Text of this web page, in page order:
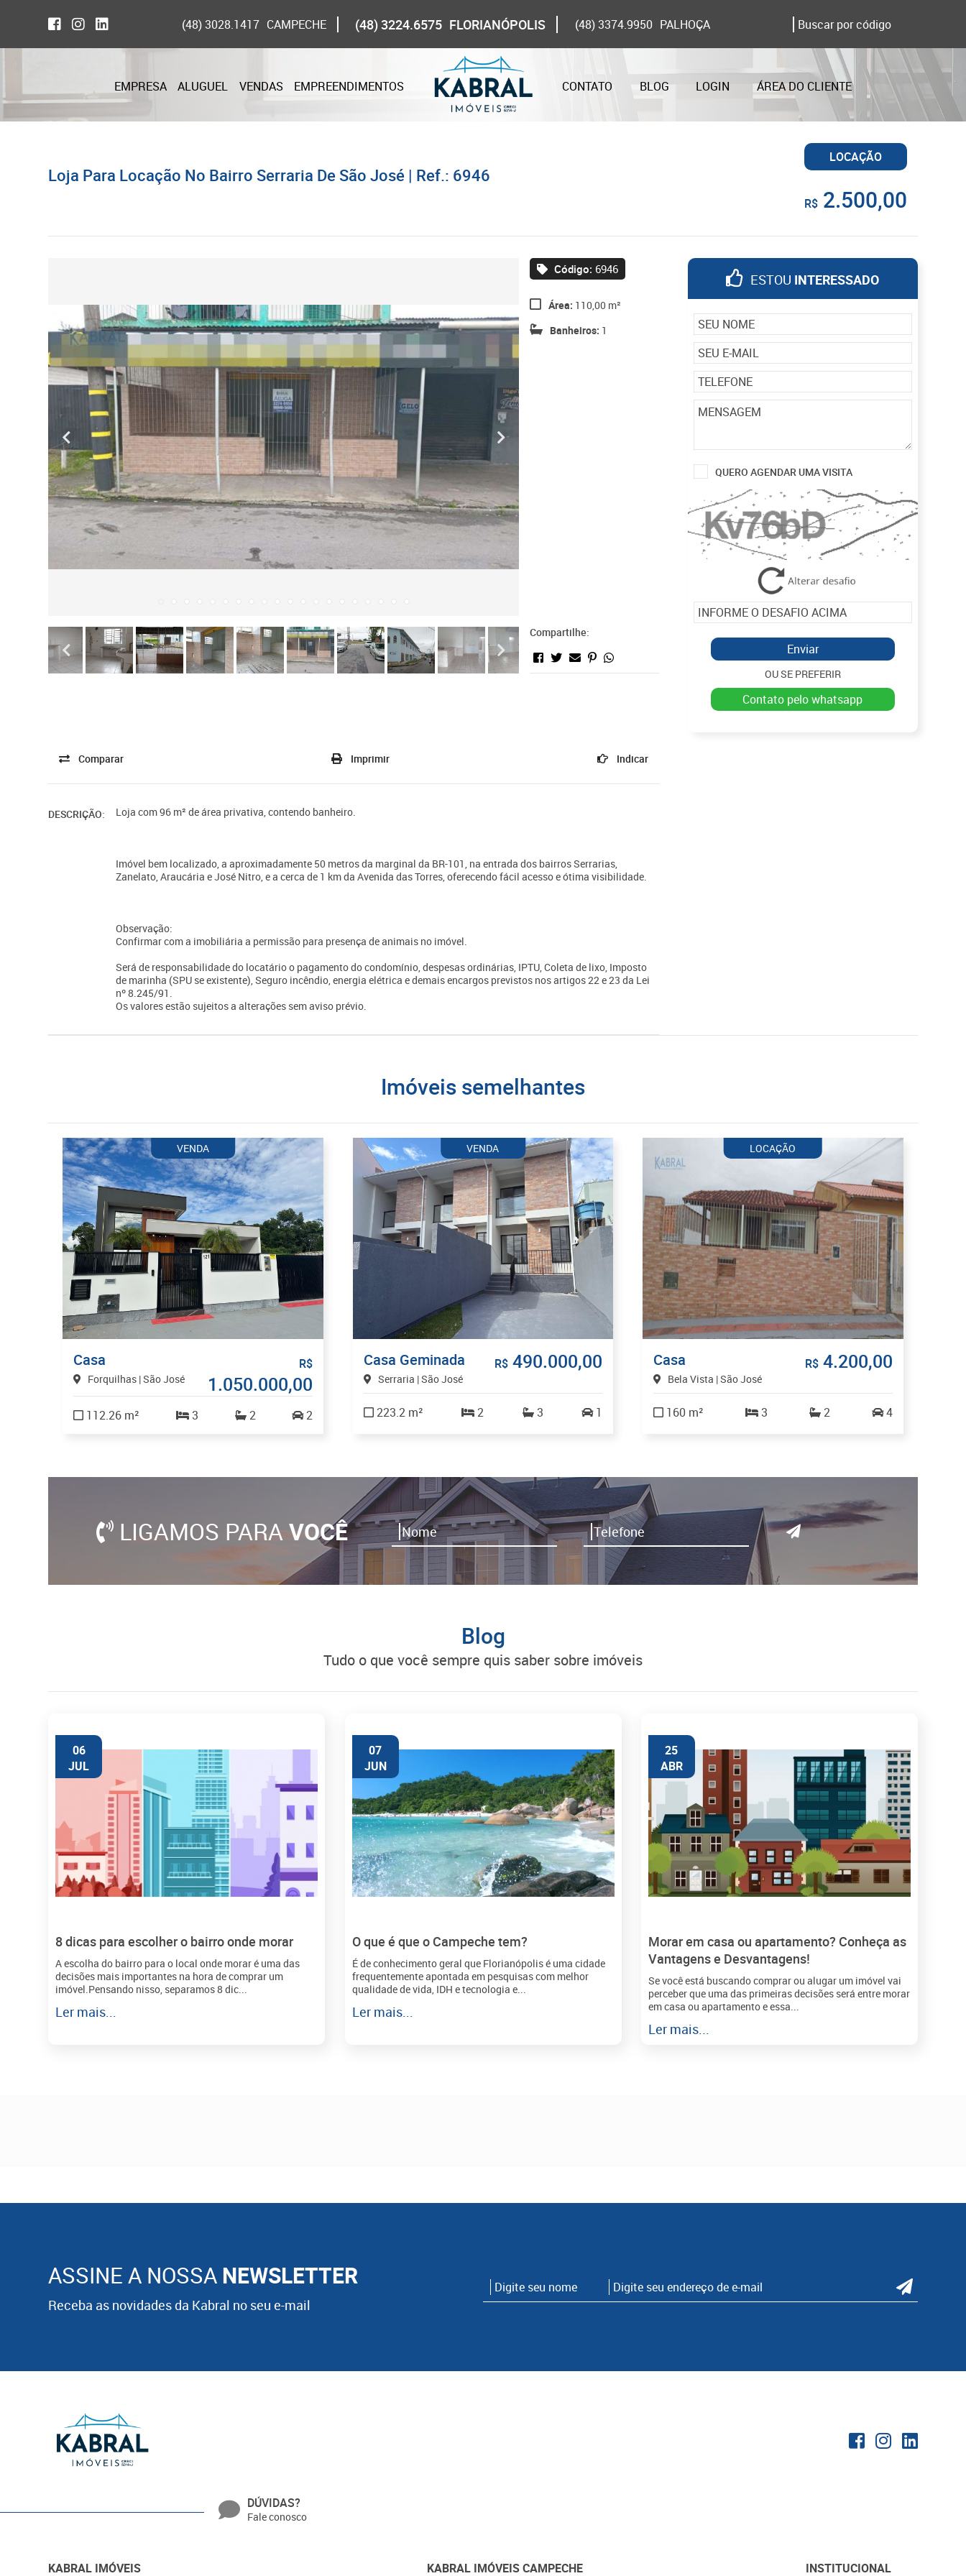
(48) 3028.1417 CAMPECHE (48) 3224.6575 FLORIANÓPOLIS (48) 3374.9950 PALHOÇA
EMPRESA ALUGUEL VENDAS EMPREENDIMENTOS CONTATO BLOG LOGIN ÁREA DO CLIENTE
Loja Para Locação No Bairro Serraria De São José | Ref.: 6946
LOCAÇÃO
R$2.500,00
ESTOU INTERESSADO
QUERO AGENDAR UMA VISITA
Enviar
OU SE PREFERIR
contato pelo whatsapp
Código: 6946
Área: 110,00 m²
Banheiros: 1
Compartilhe:
Comparar Imprimir Indicar
DESCRIÇÃO: Loja com 96 m² de área privativa, contendo banheiro.
Imóvel bem localizado, a aproximadamente 50 metros da marginal da BR-101, na entrada dos bairros Serrarias,
Zanelato, Araucária e José Nitro, e a cerca de 1 km da Avenida das Torres, oferecendo fácil acesso e ótima visibilidade.
Observação:
Confirmar com a imobiliária a permissão para presença de animais no imóvel.
Será de responsabilidade do locatário o pagamento do condomínio, despesas ordinárias, IPTU, Coleta de lixo, Imposto
de marinha (SPU se existente), Seguro incêndio, energia elétrica e demais encargos previstos nos artigos 22 e 23 da Lei
nº 8.245/91.
Os valores estão sujeitos a alterações sem aviso prévio.
imóveis semelhantes
VENDA
Casa
Forquilhas | São José
R$
1.050.000,00
112.26 m² 3 2 2
VENDA
Casa Geminada
Serraria | São José
R$ 490.000,00
223.2 m² 2 3 1
LOCAÇÃO
Casa
Bela Vista | São José
R$4.200,00
160 m² 3 2 4
LIGAMOS PARAVOCÊ
Blog
tudo o que você sempre quis saber sobre imóveis
06
JUL
8 dicas para escolher o bairro onde morar
A escolha do bairro para o local onde morar é uma das
decisões mais importantes na hora de comprar um
imóvel.Pensando nisso, separamos 8 dic...
Ler mais...
07
JUN
O que é que o Campeche tem?
É de conhecimento geral que Florianópolis é uma cidade
frequentemente apontada em pesquisas com melhor
qualidade de vida, IDH e tecnologia e...
Ler mais...
25
ABR
Morar em casa ou apartamento? Conheça as
Vantagens e Desvantagens!
Se você está buscando comprar ou alugar um imóvel vai
perceber que uma das primeiras decisões será entre morar
em casa ou apartamento e essa...
Ler mais...
ASSINE A NOSSA NEWSLETTER
Receba as novidades da Kabral no seu e-mail
DÚVIDAS?
Fale conosco
KABRAL IMÓVEIS
KABRAL IMÓVEIS CAMPECHE
INSTITUCIONAL